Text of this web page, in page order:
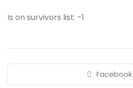
Is on survivors list: -1
Facebook